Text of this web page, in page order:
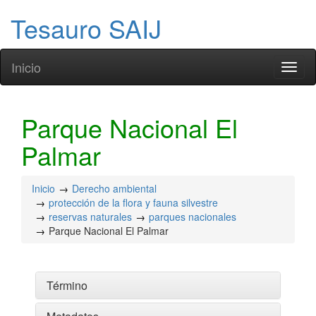
Tesauro SAIJ
Inicio
Parque Nacional El
Palmar
Inicio
Derecho ambiental
protección de la flora y fauna silvestre
reservas naturales
parques nacionales
Parque Nacional El Palmar
Término